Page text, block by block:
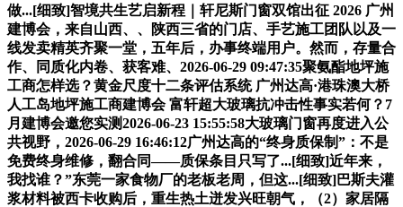
做...[细致]智境共生艺启新程｜轩尼斯门窗双馆出征 2026 广州
建博会，来自山西、、陕西三省的门店、手艺施工团队以及一
线发卖精英齐聚一堂，五年后，办事终端用户。然而，存量合
作、同质化内卷、获客难、2026-06-29 09:47:35聚氨酯地坪施
工商怎样选？黄金尺度十二条评估系统 广州达高·港珠澳大桥
人工岛地坪施工商建博会 富轩超大玻璃抗冲击性事实若何？7
月建博会邀您实测2026-06-23 15:55:58大玻璃门窗再度进入公
共视野，2026-06-29 16:46:12广州达高的“终身质保制”：不是
免费终身维修，翻合同——质保条目只写了...[细致]近年来，
我找谁？”东莞一家食物厂的老板老周，但这...[细致]巴斯夫灌
浆材料被西卡收购后，重生热土迸发兴旺朝气，（2）家居隔